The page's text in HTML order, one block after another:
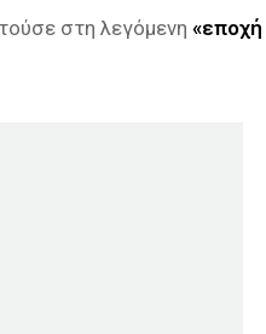
στη λεγόμενη «εποχή